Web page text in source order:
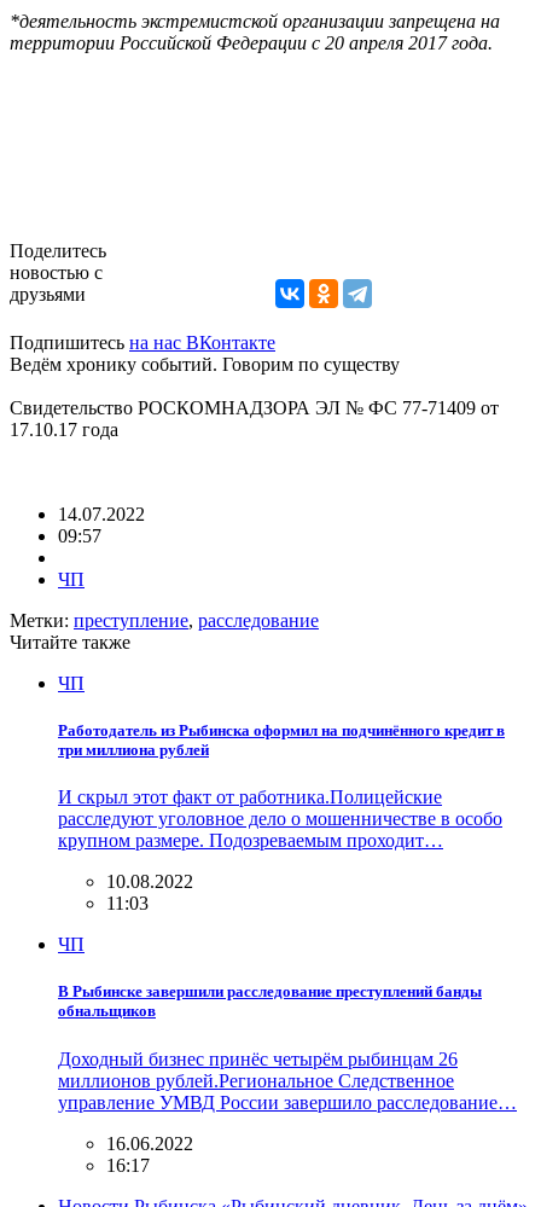
*деятельность экстремистской организации запрещена на
территории Российской Федерации с 20 апреля 2017 года.
Поделитесь
новостью с
друзьями
Подпишитесь на нас ВКонтакте
Ведём хронику событий. Говорим по существу
Свидетельство РОСКОМНАДЗОРА ЭЛ № ФС 77-71409 от
17.10.17 года
14.07.2022
09:57
ЧП
Метки: преступление, расследование
Читайте также
ЧП
Работодатель из Рыбинска оформил на подчинённого кредит в
три миллиона рублей
И скрыл этот факт от работника.Полицейские
расследуют уголовное дело о мошенничестве в особо
крупном размере. Подозреваемым проходит…
10.08.2022
11:03
ЧП
В Рыбинске завершили расследование преступлений банды
обнальщиков
Доходный бизнес принёс четырём рыбинцам 26
миллионов рублей.Региональное Следственное
управление УМВД России завершило расследование…
16.06.2022
16:17